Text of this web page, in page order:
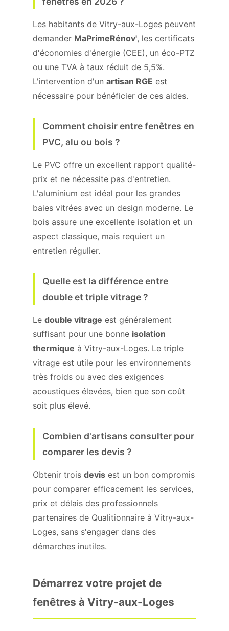
Les habitants de Vitry-aux-Loges peuvent
demander MaPrimeRénov', les certificats
d'économies d'énergie (CEE), un éco-PTZ
ou une TVA à taux réduit de 5,5%.
L'intervention d'un artisan RGE est
nécessaire pour bénéficier de ces aides.
Comment choisir entre fenêtres en
PVC, alu ou bois ?
Le PVC offre un excellent rapport qualité-
prix et ne nécessite pas d'entretien.
L'aluminium est idéal pour les grandes
baies vitrées avec un design moderne. Le
bois assure une excellente isolation et un
aspect classique, mais requiert un
entretien régulier.
Quelle est la différence entre
double et triple vitrage ?
Le double vitrage est généralement
suffisant pour une bonne isolation
thermique à Vitry-aux-Loges. Le triple
vitrage est utile pour les environnements
très froids ou avec des exigences
acoustiques élevées, bien que son coût
soit plus élevé.
Combien d'artisans consulter pour
comparer les devis ?
Obtenir trois devis est un bon compromis
pour comparer efficacement les services,
prix et délais des professionnels
partenaires de Qualitionnaire à Vitry-aux-
Loges, sans s'engager dans des
démarches inutiles.
Démarrez votre projet de
fenêtres à Vitry-aux-Loges